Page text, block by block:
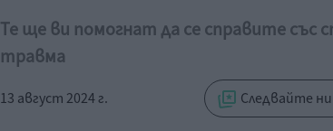
Те ще ви помогнат да се справите със
травма
13 август 2024 г. Следвайте